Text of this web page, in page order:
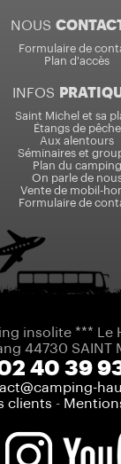
NOUS
Formulaire de
Plan d'accès
INFOS
Saint Michel et sa
Étangs de pêche
Aux alentours
Séminaires et
Plan du camping
On parle de
Vente de mobil-
Formulaire de
insolite *** Le
44730 SAINT
40 39
clients -